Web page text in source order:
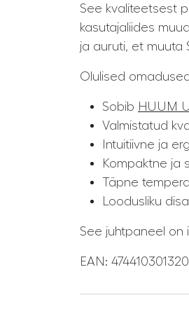
See kvaliteetsest
kasutajaliides
ja auruti, et muuta
Olulised
Sobib HUUM
Valmistatud
Intuitiivne ja
Kompaktne ja
Täpne
Loodusliku
See juhtpaneel on
EAN: